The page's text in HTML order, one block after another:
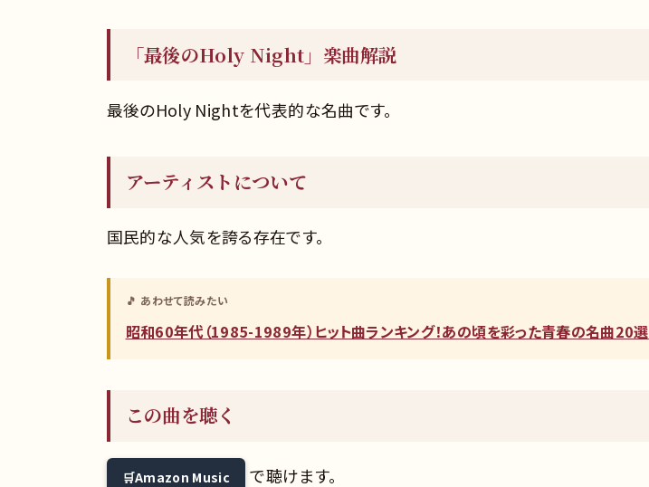
「最後のHoly Night」楽曲解説
最後のHoly Nightを代表的な名曲です。
アーティストについて
国民的な人気を誇る存在です。
🎵 あわせて読みたい
昭和60年代（1985-1989年）ヒット曲ランキング！あの頃を彩った青春の名曲20選
この曲を聴く
Amazon Music で聴けます。